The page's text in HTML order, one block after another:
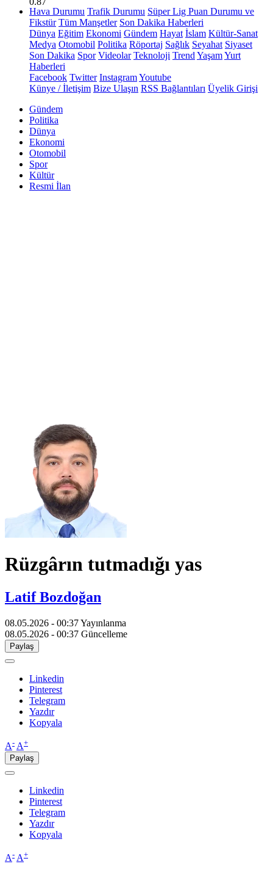
Hava Durumu Trafik Durumu Süper Lig Puan Durumu ve
Fikstür Tüm Manşetler Son Dakika Haberleri
Dünya Eğitim Ekonomi Gündem Hayat İslam Kültür-Sanat
Medya Otomobil Politika Röportaj Sağlık Seyahat Siyaset
Son Dakika Spor Videolar Teknoloji Trend YaşamYurt
Haberleri
Facebook Twitter InstagramYoutube
Künye / İletişim Bize Ulaşın RSS Bağlantıları Üyelik Girişi
Gündem
Politika
Dünya
Ekonomi
Otomobil
Spor
Kültür
Resmi İlan
Rüzgârın tutmadığı yas
Latif Bozdoğan
08.05.2026 - 00:37Yayınlanma
08.05.2026 - 00:37 Güncelleme
Paylaş
Linkedin
Pinterest
Telegram
Yazdır
Kopyala
A- A+
Paylaş
Linkedin
Pinterest
Telegram
Yazdır
Kopyala
A- A+